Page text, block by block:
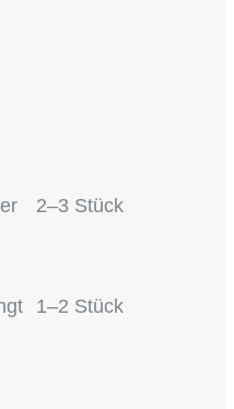
2–3 Stück
1–2 Stück